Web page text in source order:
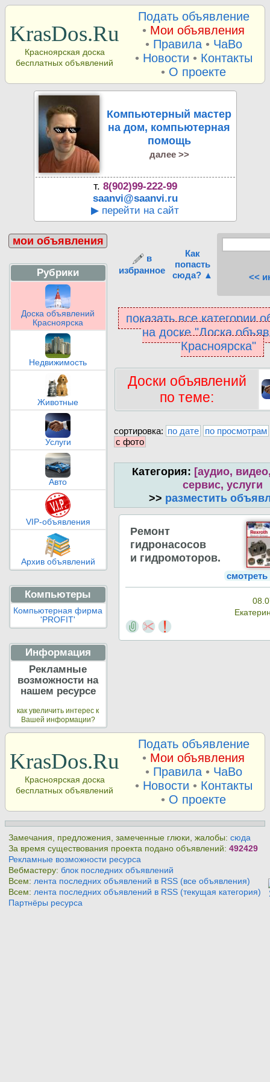
KrasDos.Ru
Красноярская доска
бесплатных объявлений
Подать объявление
• Мои объявления
• Правила• ЧаВо
• Новости • Контакты
• О проекте
Компьютерный мастер
на дом, компьютерная
помощь
далее >>
т. 8(902)99-222-99
saanvi@saanvi.ru
▶ перейти на сайт
мои объявления
Рубрики
Доска объявлений
Красноярска
Недвижимость
Животные
Услуги
Авто
VIP-объявления
Архив объявлений
Компьютеры
Компьютерная фирма
'PROFIT'
Информация
Рекламные
возможности на
нашем ресурсе
как увеличить интерес к
Вашей информации?
в
избранное
Как
попасть
сюда? ▲
<<
показать все категории
на доске "Доска
Красноярска"
Доски объявлений
по теме:
сортировка: по дате
по просмотрам
с фото
Категория: [аудио,
сервис, услуги
>> разместить
Ремонт
гидронасосов
и гидромоторов.
смотреть
KrasDos.Ru
Красноярская доска
бесплатных объявлений
Подать объявление
• Мои объявления
• Правила• ЧаВо
• Новости • Контакты
• О проекте
Замечания, предложения, замеченные глюки, жалобы:сюда
За время существования проекта подано объявлений:492429
Рекламные возможности ресурса
Вебмастеру:блок последних объявлений
Всем: лента последних объявлений в RSS (все объявления)
Всем: лента последних объявлений в RSS (текущая категория)
Партнёры ресурса